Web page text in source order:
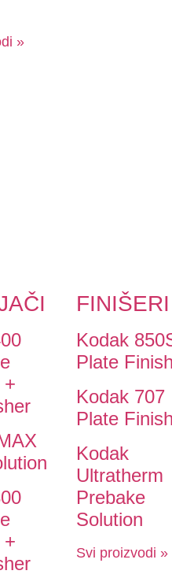
»
+
+
FINIŠERI
Kodak
Plate
Kodak 707
Plate
Kodak
Ultratherm
Prebake
Solution
Svi proizvodi »